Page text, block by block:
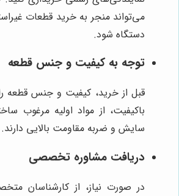
می‌تواند منجر به خرید قطعات
دستگاه شود.
توجه به کیفیت و جنس قطعه
قبل از خرید، کیفیت و جنس قطعه
باکیفیت، از مواد اولیه مرغوب
سایش و ضربه مقاومت بالایی دارند.
دریافت مشاوره تخصصی
در صورت نیاز، از کارشناسان